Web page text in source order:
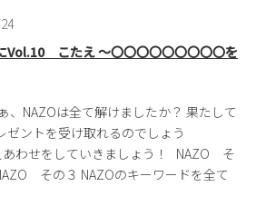
Vol.10 こたえ ～〇〇〇〇〇〇〇〇〇を
、NAZOは全て解けましたか？ 果たして
ゼントを受け取れるのでしょう
わせをしていきましょう！ NAZO そ
その３ NAZOのキーワードを全て